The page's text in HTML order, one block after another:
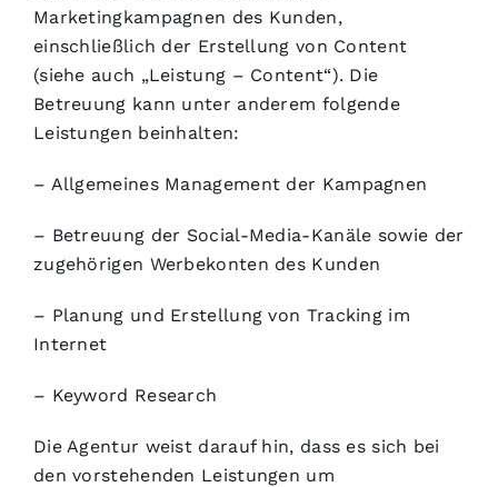
Marketingkampagnen des Kunden,
einschließlich der Erstellung von Content
(siehe auch „Leistung – Content“). Die
Betreuung kann unter anderem folgende
Leistungen beinhalten:
– Allgemeines Management der Kampagnen
– Betreuung der Social-Media-Kanäle sowie der
zugehörigen Werbekonten des Kunden
– Planung und Erstellung von Tracking im
Internet
– Keyword Research
Die Agentur weist darauf hin, dass es sich bei
den vorstehenden Leistungen um